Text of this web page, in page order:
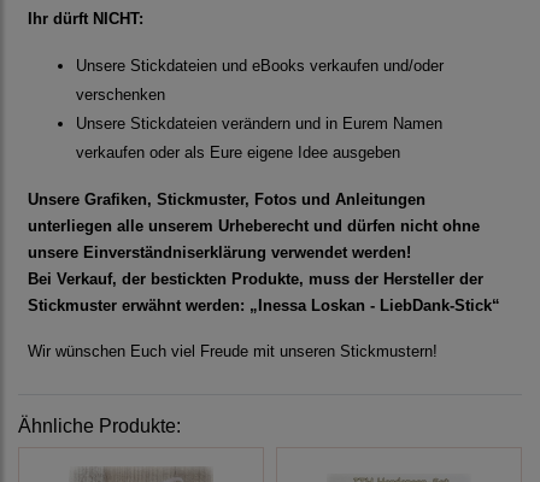
Ihr dürft NICHT:
Unsere Stickdateien und eBooks verkaufen und/oder
verschenken
Unsere Stickdateien verändern und in Eurem Namen
verkaufen oder als Eure eigene Idee ausgeben
Unsere Grafiken, Stickmuster, Fotos und Anleitungen
unterliegen alle unserem Urheberecht und dürfen nicht ohne
unsere Einverständniserklärung verwendet werden!
Bei Verkauf, der bestickten Produkte, muss der Hersteller der
Stickmuster erwähnt werden: „Inessa Loskan - LiebDank-Stick“
Wir wünschen Euch viel Freude mit unseren Stickmustern!
Ähnliche Produkte: